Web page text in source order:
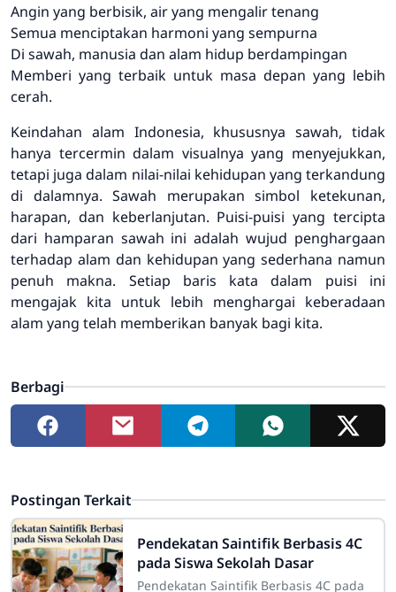
Angin yang berbisik, air yang mengalir tenang
Semua menciptakan harmoni yang sempurna
Di sawah, manusia dan alam hidup berdampingan
Memberi yang terbaik untuk masa depan yang lebih
cerah.
Keindahan alam Indonesia, khususnya sawah, tidak
hanya tercermin dalam visualnya yang menyejukkan,
tetapi juga dalam nilai-nilai kehidupan yang terkandung
di dalamnya. Sawah merupakan simbol ketekunan,
harapan, dan keberlanjutan. Puisi-puisi yang tercipta
dari hamparan sawah ini adalah wujud penghargaan
terhadap alam dan kehidupan yang sederhana namun
penuh makna. Setiap baris kata dalam puisi ini
mengajak kita untuk lebih menghargai keberadaan
alam yang telah memberikan banyak bagi kita.
Berbagi
Postingan Terkait
Pendekatan Saintifik Berbasis 4C
pada Siswa Sekolah Dasar
Pendekatan Saintifik Berbasis 4C pada